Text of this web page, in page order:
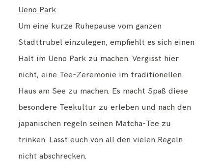
Ueno Park
Um eine kurze Ruhepause vom ganzen
Stadttrubel einzulegen, empfiehlt es sich einen
Halt im Ueno Park zu machen. Vergisst hier
nicht, eine Tee-Zeremonie im traditionellen
Haus am See zu machen. Es macht Spaß diese
besondere Teekultur zu erleben und nach den
japanischen regeln seinen Matcha-Tee zu
trinken. Lasst euch von all den vielen Regeln
nicht abschrecken.